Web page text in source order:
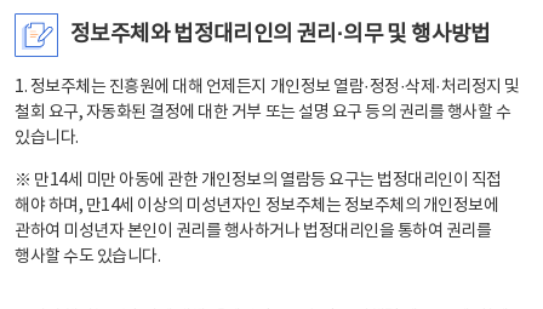
정보주체와 법정대리인의 권리·의무 및 행사방법
1. 정보주체는 진흥원에 대해 언제든지 개인정보 열람·정정·삭제·처리정지 및
철회 요구, 자동화된 결정에 대한 거부 또는 설명 요구 등의 권리를 행사할 수
있습니다.
※ 만14세 미만 아동에 관한 개인정보의 열람등 요구는 법정대리인이 직접
해야 하며, 만14세 이상의 미성년자인 정보주체는 정보주체의 개인정보에
관하여 미성년자 본인이 권리를 행사하거나 법정대리인을 통하여 권리를
행사할 수도 있습니다.